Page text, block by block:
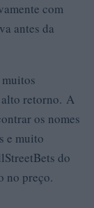
com
antes da
alto retorno. A
os nomes
e muito
do
no preço.